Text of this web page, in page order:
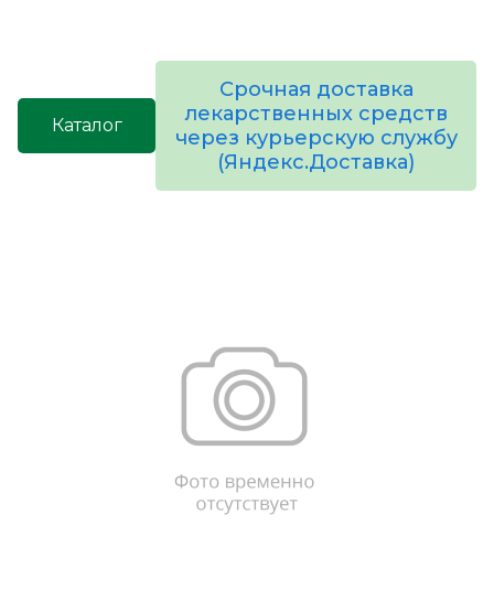
Каталог
Срочная доставка
лекарственных средств
через курьерскую службу
(Яндекс.Доставка)